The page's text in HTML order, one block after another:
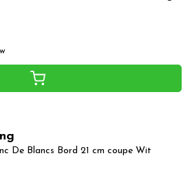
De Blancs Bord 21 cm coupe Wit